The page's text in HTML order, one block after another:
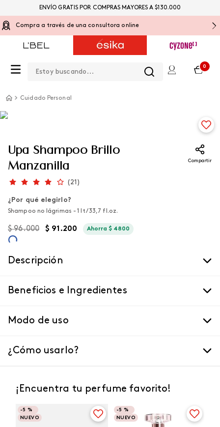
Compra a través de una consultora online
0
ENVÍO GRATIS POR COMPRAS MAYORES A $130.000
Cuidado Personal
Upa Shampoo Brillo
Manzanilla
Compartir
(21 )
¿Por qué elegirlo?
Shampoo no lágrimas - 1 lt / 33,7 fl.oz.
$ 96.000 $ 91 .200 Ahorra$ 4800
Descripción
Beneficios e Ingredientes
Modo de uso
¿Cómo usarlo?
¡Encuentra tu perfume favorito!
-5 %
NUEVO
-5 %
NUEVO